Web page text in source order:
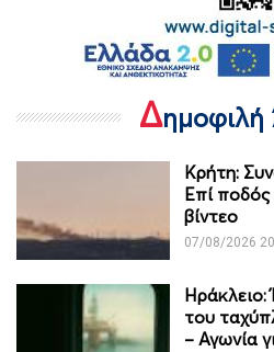
Δ
Κρήτη:
Επί ποδός
βίντεο
07/08/2026
Ηράκλειο:
του
– Αγωνία